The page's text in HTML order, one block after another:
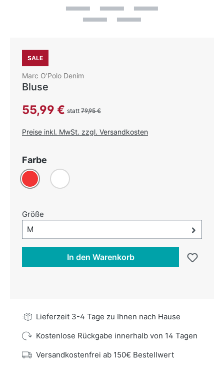
SALE
Marc O'Polo Denim
Bluse
Verkaufspreis:
55,99 € statt 79,95 €
Preise inkl. MwSt. zzgl. Versandkosten
Farbe
Rot Weiß
Größe
Größe-Auswahl öffnen, aktuell ausgewählt:
M
In den Warenkorb
Lieferzeit 3-4 Tage zu Ihnen nach Hause
Kostenlose Rückgabe innerhalb von 14 Tagen
Versandkostenfrei ab 150€ Bestellwert